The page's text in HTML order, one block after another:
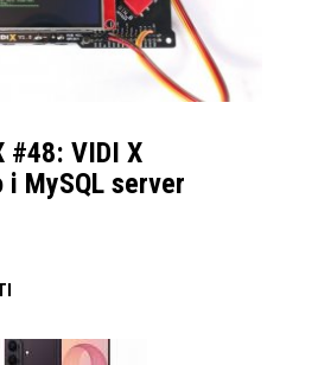
#48: VIDI X
MySQL server